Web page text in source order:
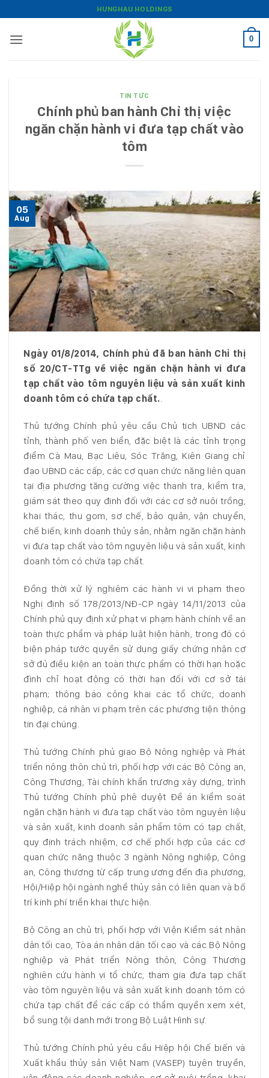
qua
nội
HUNGHAU HOLDINGS
0
TIN TỨC
Chính phủ ban hành Chỉ thị việc
ngăn chặn hành vi đưa tạp chất vào
tôm
05
Aug
Ngày 01/8/2014, Chính phủ đã ban hành Chỉ thị
số 20/CT-TTg về việc ngăn chặn hành vi đưa
tạp chất vào tôm nguyên liệu và sản xuất kinh
doanh tôm có chứa tạp chất.
Thủ tướng Chính phủ yêu cầu Chủ tịch UBND các
tỉnh, thành phố ven biển, đặc biệt là các tỉnh trọng
điểm Cà Mau, Bạc Liêu, Sóc Trăng, Kiên Giang chỉ
đạo UBND các cấp, các cơ quan chức năng liên quan
tại địa phương tăng cường việc thanh tra, kiểm tra,
giám sát theo quy định đối với các cơ sở nuôi trồng,
khai thác, thu gom, sơ chế, bảo quản, vận chuyển,
chế biến, kinh doanh thủy sản, nhằm ngăn chặn hành
vi đưa tạp chất vào tôm nguyên liệu và sản xuất, kinh
doanh tôm có chứa tạp chất.
Đồng thời xử lý nghiêm các hành vi vi phạm theo
Nghị định số 178/2013/NĐ-CP ngày 14/11/2013 của
Chính phủ quy định xử phạt vi phạm hành chính về an
toàn thực phẩm và pháp luật hiện hành, trong đó có
biện pháp tước quyền sử dụng giấy chứng nhận cơ
sở đủ điều kiện an toàn thực phẩm có thời hạn hoặc
đình chỉ hoạt động có thời hạn đối với cơ sở tái
phạm; thông báo công khai các tổ chức, doanh
nghiệp, cá nhân vi phạm trên các phương tiện thông
tin đại chúng.
Thủ tướng Chính phủ giao Bộ Nông nghiệp và Phát
triển nông thôn chủ trì, phối hợp với các Bộ Công an,
Công Thương, Tài chính khẩn trương xây dựng, trình
Thủ tướng Chính phủ phê duyệt Đề án kiểm soát
ngăn chặn hành vi đưa tạp chất vào tôm nguyên liệu
và sản xuất, kinh doanh sản phẩm tôm có tạp chất,
quy định trách nhiệm, cơ chế phối hợp của các cơ
quan chức năng thuộc 3 ngành Nông nghiệp, Công
an, Công thương từ cấp trung ương đến địa phương,
Hội/Hiệp hội ngành nghề thủy sản có liên quan và bố
trí kinh phí triển khai thực hiện.
Bộ Công an chủ trì, phối hợp với Viện Kiểm sát nhân
dân tối cao, Tòa án nhân dân tối cao và các Bộ Nông
nghiệp và Phát triển Nông thôn, Công Thương
nghiên cứu hành vi tổ chức, tham gia đưa tạp chất
vào tôm nguyên liệu và sản xuất kinh doanh tôm có
chứa tạp chất để các cấp có thẩm quyền xem xét,
bổ sung tội danh mới trong Bộ Luật Hình sự.
Thủ tướng Chính phủ yêu cầu Hiệp hội Chế biến và
Xuất khẩu thủy sản Việt Nam (VASEP) tuyên truyền,